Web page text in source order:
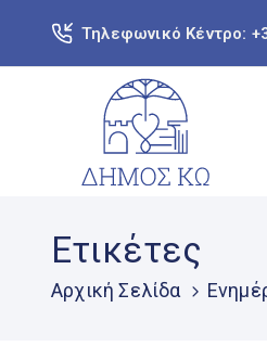
Τηλεφωνικό Κέντρο:
Ετικέτες
Αρχική Σελίδα